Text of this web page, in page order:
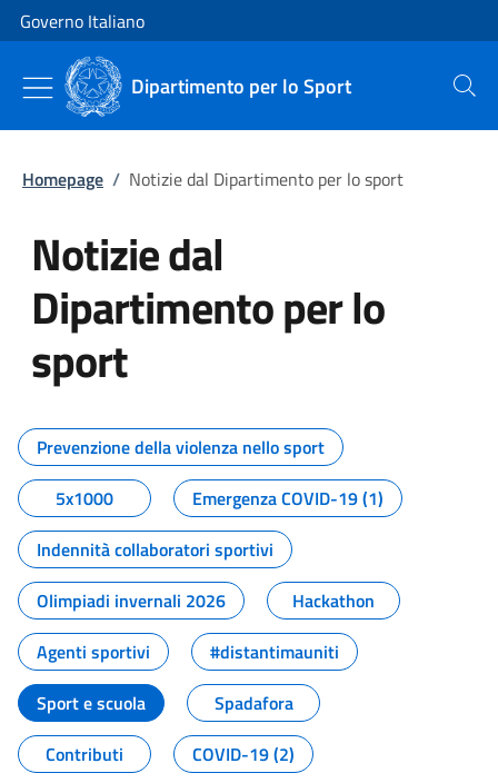
Vai al contenuto
Vai alla navigazione del sito
Governo Italiano
Dipartimento per lo Sport Cerca
Homepage / Notizie dal Dipartimento per lo sport
Notizie dal
Dipartimento per lo
sport
Tutti i contenuti della pagina
Prevenzione della violenza nello sport
5x1000
Emergenza COVID-19 (1)
Indennità collaboratori sportivi
Olimpiadi invernali 2026
Hackathon
Agenti sportivi
#distantimauniti
Sport e scuola
Spadafora
Contributi
COVID-19 (2)